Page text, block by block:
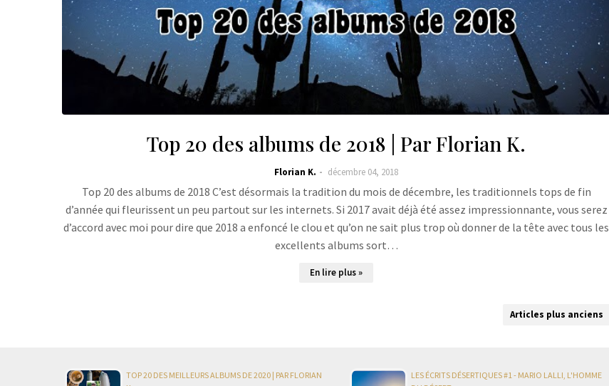
Top 20 des albums de 2018 | Par Florian K.
Florian K. décembre 04, 2018
Top 20 des albums de 2018 C’est désormais la tradition du mois de décembre, les traditionnels tops de fin
d’année qui fleurissent un peu partout sur les internets. Si 2017 avait déjà été assez impressionnante, vous serez
d’accord avec moi pour dire que 2018 a enfoncé le clou et qu’on ne sait plus trop où donner de la tête avec tous les
excellents albums sort…
En lire plus »
Articles plus anciens
TOP 20 DES MEILLEURS ALBUMS DE 2020 | PAR FLORIAN
LES ÉCRITS DÉSERTIQUES #1 - MARIO LALLI, L'HOMME